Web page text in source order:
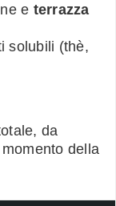
e terrazza
solubili (thè,
da
della